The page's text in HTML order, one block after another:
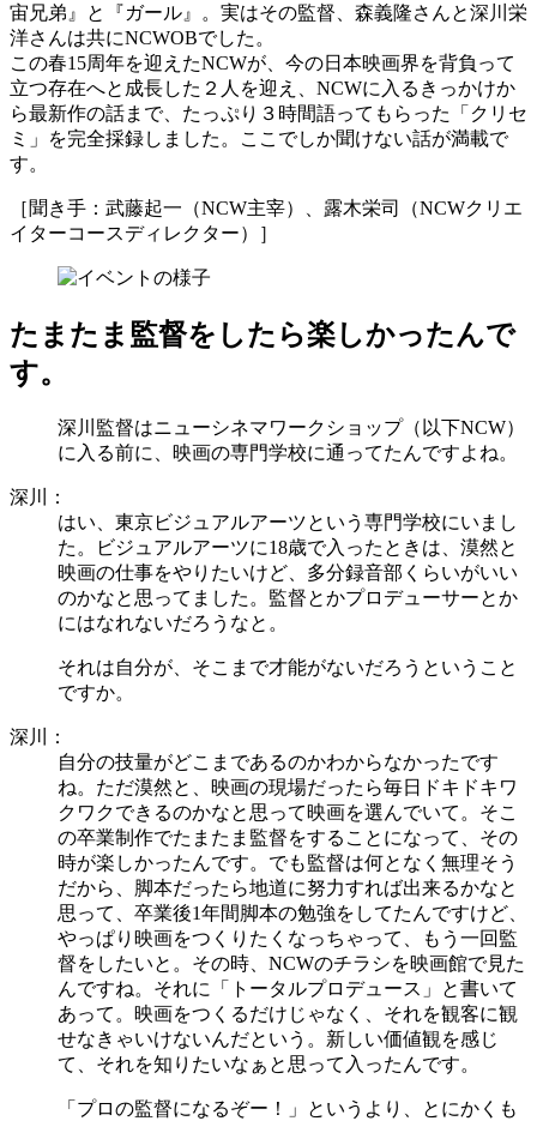
宙兄弟』と『ガール』。実はその監督、森義隆さんと深川栄
洋さんは共にNCWOBでした。
この春15周年を迎えたNCWが、今の日本映画界を背負って
立つ存在へと成長した２人を迎え、NCWに入るきっかけか
ら最新作の話まで、たっぷり３時間語ってもらった「クリセ
ミ」を完全採録しました。ここでしか聞けない話が満載で
す。
［聞き手：武藤起一（NCW主宰）、露木栄司（NCWクリエ
イターコースディレクター）］
たまたま監督をしたら楽しかったんで
す。
深川監督はニューシネマワークショップ（以下NCW）
に入る前に、映画の専門学校に通ってたんですよね。
深川：
はい、東京ビジュアルアーツという専門学校にいまし
た。ビジュアルアーツに18歳で入ったときは、漠然と
映画の仕事をやりたいけど、多分録音部くらいがいい
のかなと思ってました。監督とかプロデューサーとか
にはなれないだろうなと。
それは自分が、そこまで才能がないだろうということ
ですか。
深川：
自分の技量がどこまであるのかわからなかったです
ね。ただ漠然と、映画の現場だったら毎日ドキドキワ
クワクできるのかなと思って映画を選んでいて。そこ
の卒業制作でたまたま監督をすることになって、その
時が楽しかったんです。でも監督は何となく無理そう
だから、脚本だったら地道に努力すれば出来るかなと
思って、卒業後1年間脚本の勉強をしてたんですけど、
やっぱり映画をつくりたくなっちゃって、もう一回監
督をしたいと。その時、NCWのチラシを映画館で見た
んですね。それに「トータルプロデュース」と書いて
あって。映画をつくるだけじゃなく、それを観客に観
せなきゃいけないんだという。新しい価値観を感じ
て、それを知りたいなぁと思って入ったんです。
「プロの監督になるぞー！」というより、とにかくも